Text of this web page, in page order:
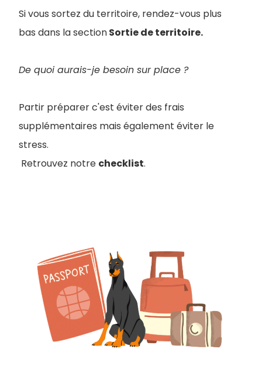
Si vous sortez du territoire, rendez-vous plus
bas dans la sectionSortie de territoire.
De quoi aurais-je besoin sur place ?
Partir préparer c'est éviter des frais
supplémentaires mais également éviter le
stress.
Retrouvez notre checklist.